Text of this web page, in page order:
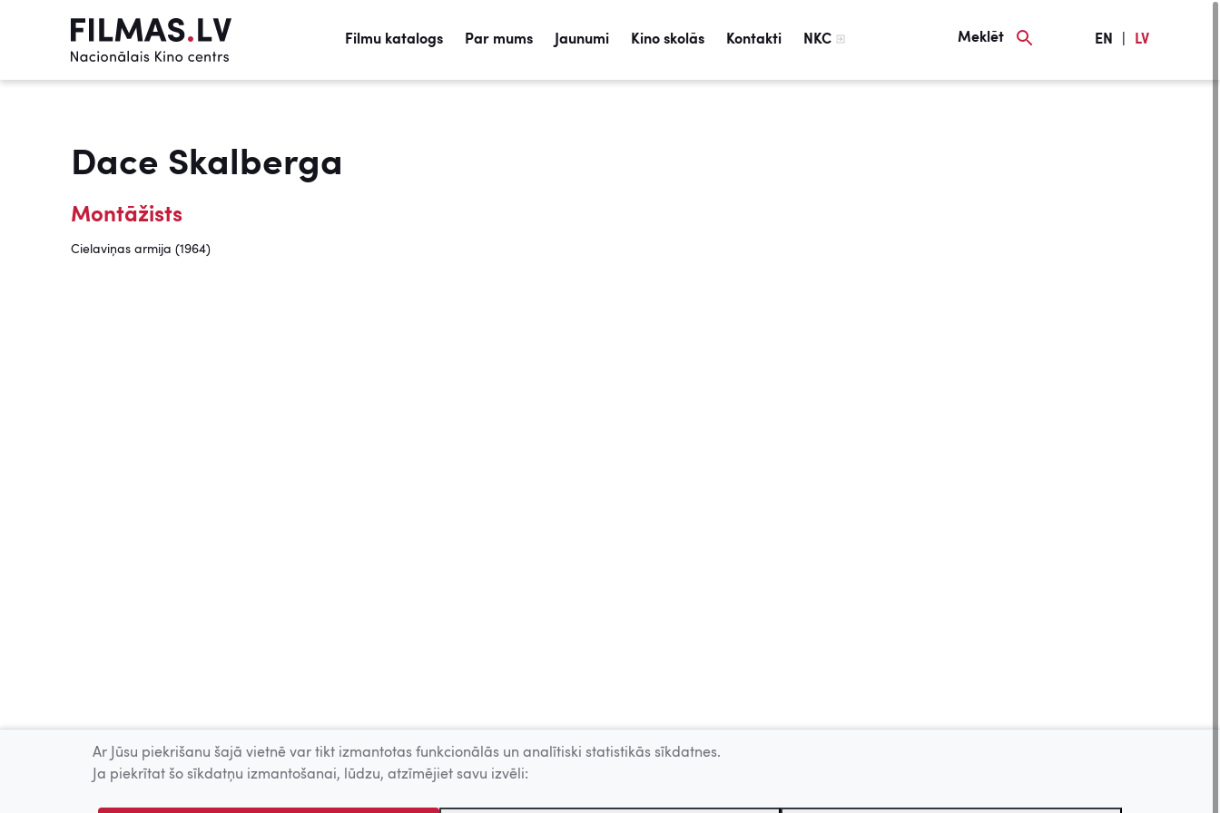
Filmu katalogs Par mums Jaunumi Kino skolās Kontakti NKC Meklēt EN LV
Dace Skalberga
Montāžists
Cielaviņas armija (1964)
Ar Jūsu piekrišanu šajā vietnē var tikt izmantotas funkcionālās un analītiski statistikās sīkdatnes.
Ja piekrītat šo sīkdatņu izmantošanai, lūdzu, atzīmējiet savu izvēli: